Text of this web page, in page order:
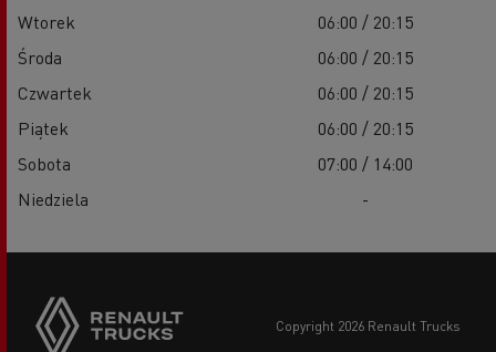
Wtorek
06:00 / 20:15
Środa
06:00 / 20:15
Czwartek
06:00 / 20:15
Piątek
06:00 / 20:15
Sobota
07:00 / 14:00
Niedziela
-
copyright 2026 Renault Trucks